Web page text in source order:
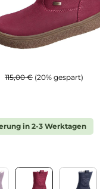
Regulärer Preis:
115,00 € (20% gespart)
in 2-3 Werktagen